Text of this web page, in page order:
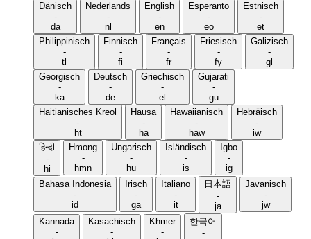
Dänisch
-
da
Nederlands
-
nl
English
-
en
Esperanto
-
eo
Estnisch
-
et
Philippinisch
-
tl
Finnisch
-
fi
Français
-
fr
Friesisch
-
fy
Galizisch
-
gl
Georgisch
-
ka
Deutsch
-
de
Griechisch
-
el
Gujarati
-
gu
Haitianisches Kreol
-
ht
Hausa
-
ha
Hawaiianisch
-
haw
Hebräisch
-
iw
हिन्दी
-
hi
Hmong
-
hmn
Ungarisch
-
hu
Isländisch
-
is
Igbo
-
ig
Bahasa Indonesia
-
id
Irisch
-
ga
Italiano
-
it
日本語
-
ja
Javanisch
-
jw
Kannada
-
Kasachisch
-
Khmer
-
한국어
-